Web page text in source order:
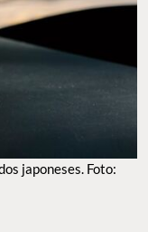
japoneses. Foto: